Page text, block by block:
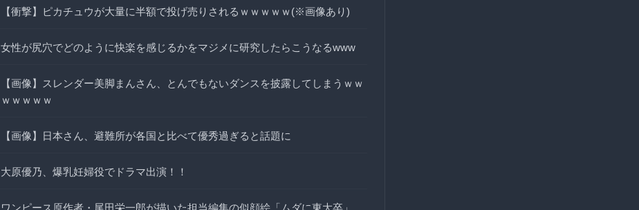
【衝撃】ピカチュウが大量に半額で投げ売りされるｗｗｗｗｗ(※画像あり)
女性が尻穴でどのように快楽を感じるかをマジメに研究したらこうなるwww
【画像】スレンダー美脚まんさん、とんでもないダンスを披露してしまうｗｗ
ｗｗｗｗｗ
【画像】日本さん、避難所が各国と比べて優秀過ぎると話題に
大原優乃、爆乳妊婦役でドラマ出演！！